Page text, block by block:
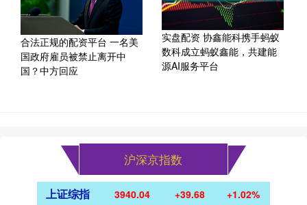
合法正规的配资平台 一名美
国政府雇员被禁止离开中
国？中方回应
实盘配资 协鑫能科携手蚂蚁
数科成立蚂蚁鑫能，共建能
源AI服务平台
沪深京指数
上证综指 3940.04 +39.68 +1.02%